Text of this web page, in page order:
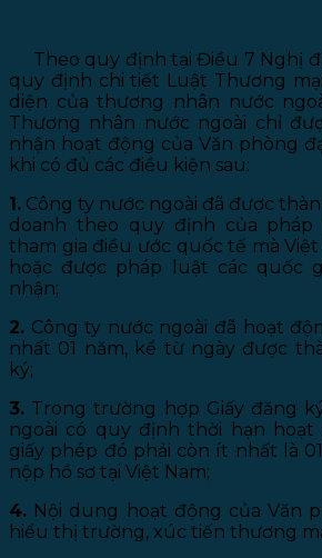
Theo quy định tại Điều 7 Nghị
quy định chi tiết Luật Thương
diện của thương nhân nước
Thương nhân nước ngoài chỉ
nhận hoạt động của Văn phòng
khi có đủ các điều kiện sau:
1. Công ty nước ngoài đã được
doanh theo quy định của
tham gia điều ước quốc tế mà
hoặc được pháp luật các quốc
nhận;
2. Công ty nước ngoài đã hoạt
nhất 01 năm, kể từ ngày được
ký;
3. Trong trường hợp Giấy đăng
ngoài có quy định thời hạn
giấy phép đó phải còn ít nhất là
nộp hồ sơ tại Việt Nam;
4. Nội dung hoạt động của Văn
hiểu thị trường, xúc tiến thương